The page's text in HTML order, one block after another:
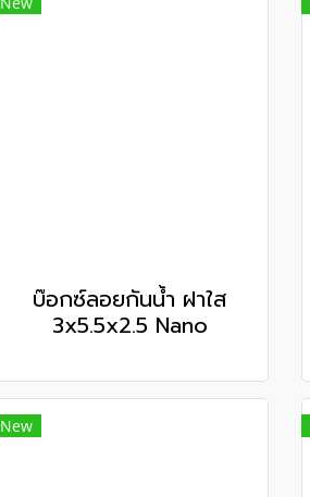
บ๊อกซ์ลอยกันน้ำ ฝาใส
3x5.5x2.5 Nano
New